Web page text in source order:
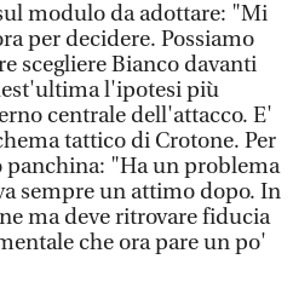
modulo da adottare: "Mi
per decidere. Possiamo
scegliere Bianco davanti
l'ipotesi più
centrale dell'attacco. E'
tattico di Crotone. Per
panchina: "Ha un problema
sempre un attimo dopo. In
ma deve ritrovare fiducia
che ora pare un po'